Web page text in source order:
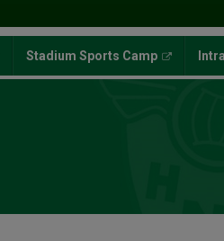
Stadium Sports Camp